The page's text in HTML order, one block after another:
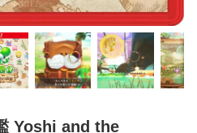
Yoshi and the